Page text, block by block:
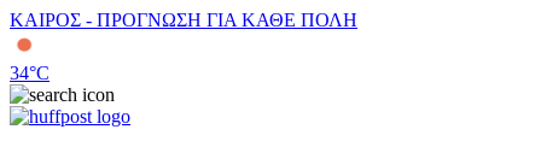
ΚΑΙΡΟΣ - ΠΡΟΓΝΩΣΗ ΓΙΑ ΚΑΘΕ ΠΟΛΗ
34°C